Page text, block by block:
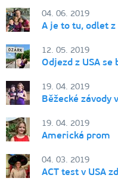
04. 06. 2019
A je to tu, odlet z
12. 05. 2019
Odjezd z USA se
19. 04. 2019
Běžecké závody
19. 04. 2019
Americká prom
04. 03. 2019
ACT test v USA